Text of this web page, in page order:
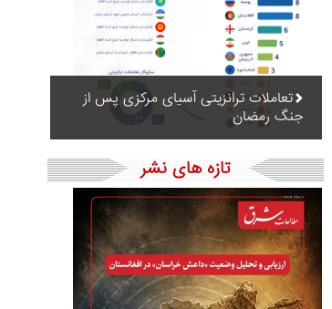
تعاملات ترانزیتی آسیای مرکزی پس از
جنگ رمضان
تازه های نشر